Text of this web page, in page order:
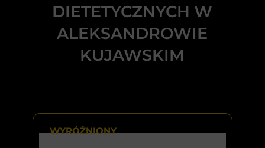
DIETETYCZNYCH W
ALEKSANDROWIE
KUJAWSKIM
WYRÓŻNIONY